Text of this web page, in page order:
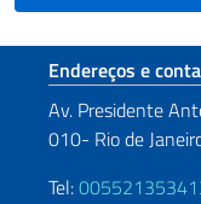
Seção
Endereços e
Av. Presidente
010- Rio de
Tel: